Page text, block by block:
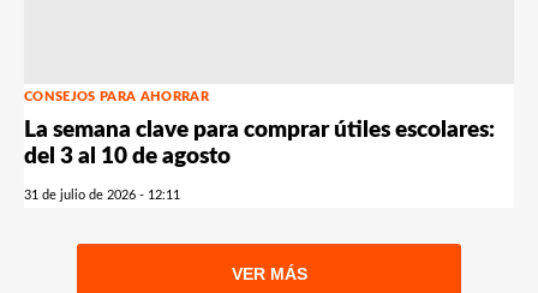
CONSEJOS PARA AHORRAR
La semana clave para comprar útiles escolares:
del 3 al 10 de agosto
31 de julio de 2026 - 12:11
VER MÁS